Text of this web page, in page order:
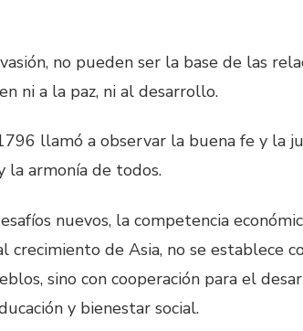
no pueden ser la base de las
ni a la paz, ni al desarrollo.
llamó a observar la buena fe y la
la armonía de todos.
nuevos, la competencia
de Asia, no se establece
sino con cooperación para el
y bienestar social.